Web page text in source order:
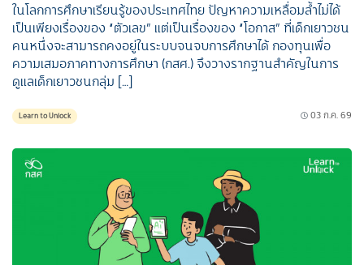
ในโลกการศึกษาเรียนรู้ของประเทศไทย ปัญหาความเหลื่อมล้ำไม่ได้
เป็นเพียงเรื่องของ “ตัวเลข” แต่เป็นเรื่องของ “โอกาส” ที่เด็กเยาวชน
คนหนึ่งจะสามารถคงอยู่ในระบบจนจบการศึกษาได้ กองทุนเพื่อ
ความเสมอภาคทางการศึกษา (กสศ.) จึงวางรากฐานสำคัญในการ
ดูแลเด็กเยาวชนกลุ่ม […]
Learn to Unlock 03 ก.ค. 69